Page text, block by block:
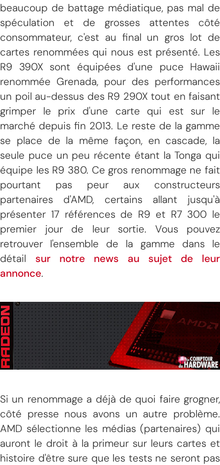
beaucoup de battage médiatique, pas mal de
spéculation et de grosses attentes côté
consommateur, c'est au final un gros lot de
cartes renommées qui nous est présenté. Les
R9 390X sont équipées d'une puce Hawaii
renommée Grenada, pour des performances
un poil au-dessus des R9 290X tout en faisant
grimper le prix d'une carte qui est sur le
marché depuis fin 2013. Le reste de la gamme
se place de la même façon, en cascade, la
seule puce un peu récente étant la Tonga qui
équipe les R9 380. Ce gros renommage ne fait
pourtant pas peur aux constructeurs
partenaires d'AMD, certains allant jusqu'à
présenter 17 références de R9 et R7 300 le
premier jour de leur sortie. Vous pouvez
retrouver l'ensemble de la gamme dans le
détail sur notre news au sujet de leur
annonce.
Si un renommage a déjà de quoi faire grogner,
côté presse nous avons un autre problème.
AMD sélectionne les médias (partenaires) qui
auront le droit à la primeur sur leurs cartes et
histoire d'être sure que les tests ne seront pas